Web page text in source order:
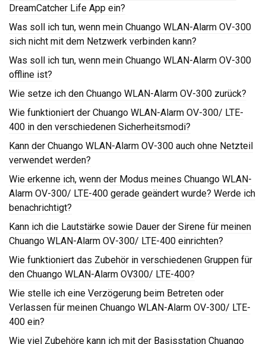
DreamCatcher Life App ein?
Was soll ich tun, wenn mein Chuango WLAN-Alarm OV-300
sich nicht mit dem Netzwerk verbinden kann?
Was soll ich tun, wenn mein Chuango WLAN-Alarm OV-300
offline ist?
Wie setze ich den Chuango WLAN-Alarm OV-300 zurück?
Wie funktioniert der Chuango WLAN-Alarm OV-300/ LTE-
400 in den verschiedenen Sicherheitsmodi?
Kann der Chuango WLAN-Alarm OV-300 auch ohne Netzteil
verwendet werden?
Wie erkenne ich, wenn der Modus meines Chuango WLAN-
Alarm OV-300/ LTE-400 gerade geändert wurde? Werde ich
benachrichtigt?
Kann ich die Lautstärke sowie Dauer der Sirene für meinen
Chuango WLAN-Alarm OV-300/ LTE-400 einrichten?
Wie funktioniert das Zubehör in verschiedenen Gruppen für
den Chuango WLAN-Alarm OV300/ LTE-400?
Wie stelle ich eine Verzögerung beim Betreten oder
Verlassen für meinen Chuango WLAN-Alarm OV-300/ LTE-
400 ein?
Wie viel Zubehöre kann ich mit der Basisstation Chuango